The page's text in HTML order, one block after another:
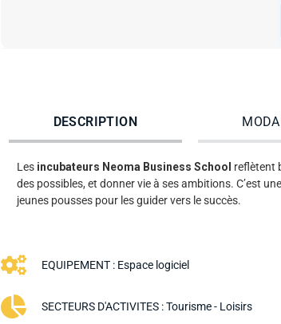
DESCRIPTION
Les incubateurs Neoma Business School reflètent
des possibles, et donner vie à ses ambitions. C’est
jeunes pousses pour les guider vers le succès.
EQUIPEMENT : Espace logiciel
SECTEURS D'ACTIVITES :Tourisme - Loisirs